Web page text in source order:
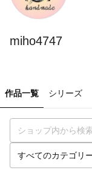
miho4747
作品一覧 シリーズ